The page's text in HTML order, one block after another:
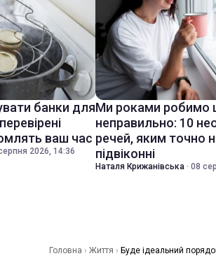
банки для
ваш час
2026, 14:36
Ми роками робимо
неправильно: 10
речей, яким точно
підвіконні
Наталя Крижанівська · 08
Головна › Життя › Буде ідеальний